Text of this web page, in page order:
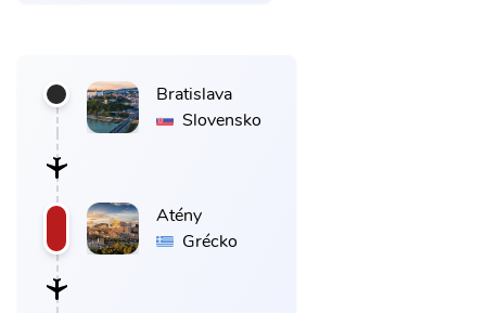
Bratislava
Slovensko
Atény
Grécko